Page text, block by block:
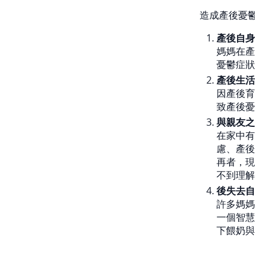
造成產後憂
產後自
媽媽在
憂鬱症
產後生
因產後
致產後
與親友
在家中
慮、產
再者，
不到理
後失去
許多媽
一個智
下餵奶